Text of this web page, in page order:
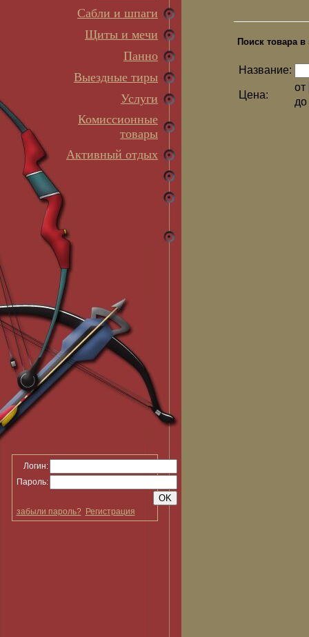
Сабли и шпаги
Щиты и мечи
Панно
Выездные тиры
Услуги
Комиссионные
товары
Активный отдых
Логин:
Пароль:
забыли пароль? Регистрация
Поиск товара в
Название:
Цена:
от
до